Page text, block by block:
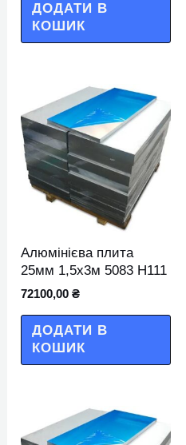
ДОДАТИ В
КОШИК
Алюмінієва плита
25мм 1,5х3м 5083 Н111
72100,00₴
ДОДАТИ В
КОШИК